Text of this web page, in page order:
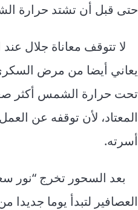
حتى قبل أن تشتد حرارة
لا تتوقف معاناة جلال
يعاني أيضا من مرض
تحت حرارة الشمس أكثر
المعتاد، لأن توقفه عن
أسرته.
العصافير لتبدأ يوما جديدا